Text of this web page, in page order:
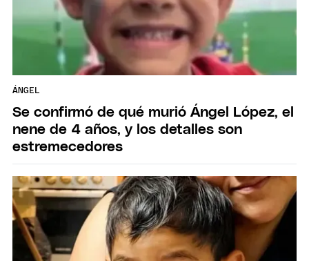
ÁNGEL
Se confirmó de qué murió Ángel López, el
nene de 4 años, y los detalles son
estremecedores